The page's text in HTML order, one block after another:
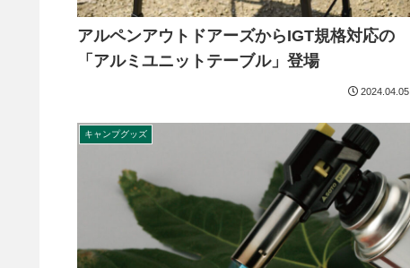
アルペンアウトドアーズからIGT規格対応の
「アルミユニットテーブル」登場
2024.04.05
キャンプグッズ